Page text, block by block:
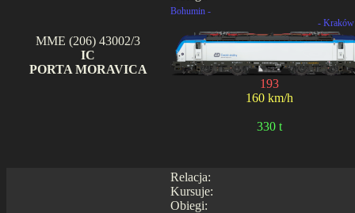
MME (206) 43002/3
IC
PORTA MORAVICA
Bohumin -
- Kraków
193
160 km/h
330 t
Relacja:
Kursuje:
Obiegi: